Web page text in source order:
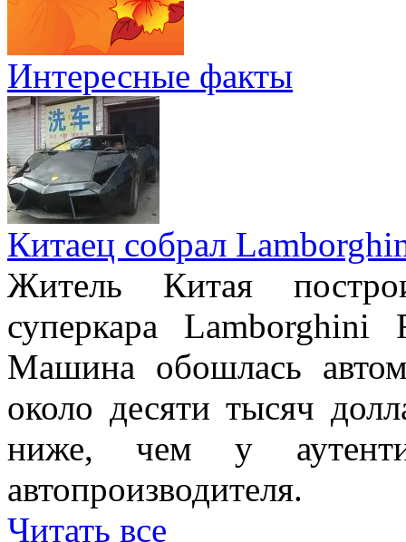
Интересные факты
Китаец собрал
Житель Китая
суперкара Lamborghini
Машина обошлась
около десяти тысяч
ниже, чем у
автопроизводителя.
Читать все